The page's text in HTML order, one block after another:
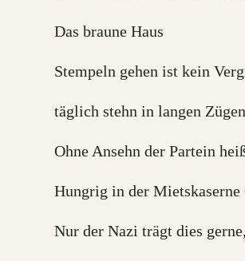
Das braune Haus
Stempeln gehen ist kein
täglich stehn in langen
Ohne Ansehn der Partein
Hungrig in der Mietskaserne
Nur der Nazi trägt dies